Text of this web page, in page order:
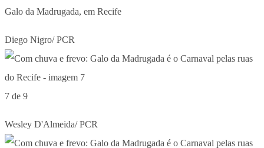
Galo da Madrugada, em Recife
Diego Nigro/ PCR
7 de 9
Wesley D'Almeida/ PCR